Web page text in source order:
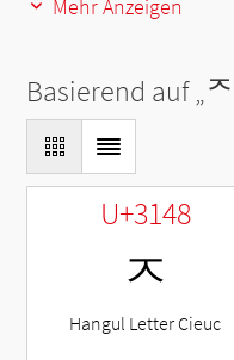
Mehr Anzeigen
Basierend auf „ᄌ
U+3148
ㅈ
Hangul Letter Cieuc